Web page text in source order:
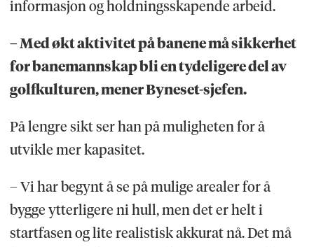
informasjon og holdningsskapende arbeid.
– Med økt aktivitet på banene må sikkerhet
for banemannskap bli en tydeligere del av
golfkulturen, mener Byneset-sjefen.
På lengre sikt ser han på muligheten for å
utvikle mer kapasitet.
– Vi har begynt å se på mulige arealer for å
bygge ytterligere ni hull, men det er helt i
startfasen og lite realistisk akkurat nå. Det må